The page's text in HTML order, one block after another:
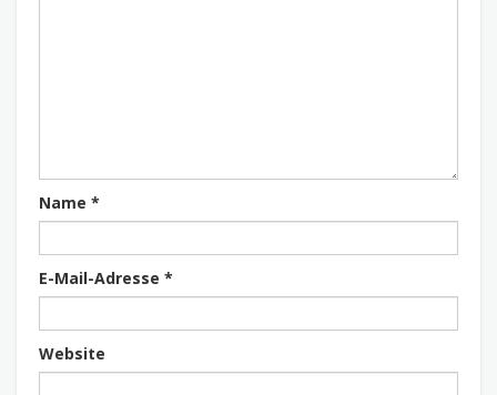
Name *
E-Mail-Adresse *
Website